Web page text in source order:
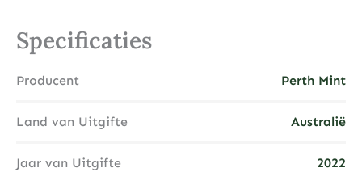
Specificaties
Producent Perth Mint
Land van Uitgifte Australië
Jaar van Uitgifte 2022